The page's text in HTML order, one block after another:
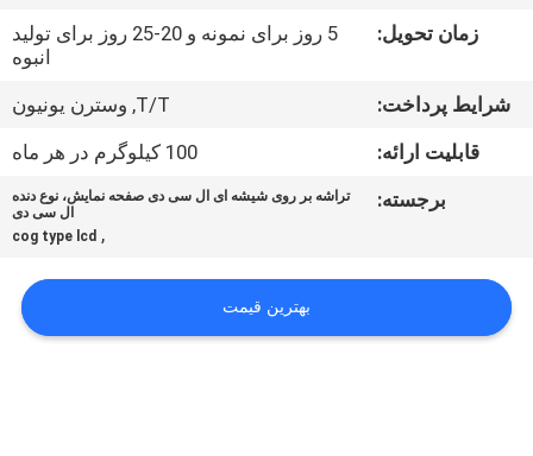
کیفیت
تماس
اخبار
درخواست
زمان تحویل:
5 روز برای نمونه و 20-25 روز برای تولید
انبوه
شرایط پرداخت:
T/T, وسترن یونیون
قابلیت ارائه:
100 کیلوگرم در هر ماه
برجسته:
تراشه بر روی شیشه ای ال سی دی صفحه نمایش، نوع دنده
ال سی دی
,
cog type lcd
بهترین قیمت